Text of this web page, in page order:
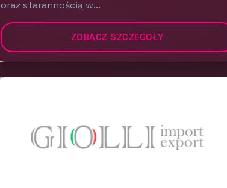
oraz starannością w...
ZOBACZ SZCZEGÓŁY